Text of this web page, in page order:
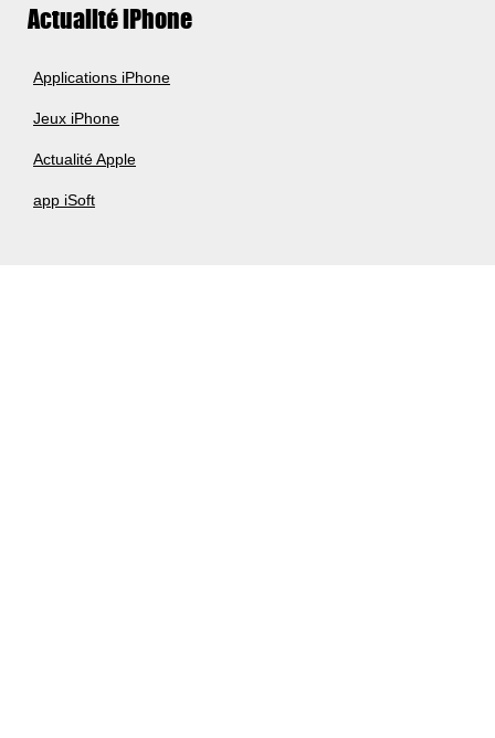
Actualité iPhone
Applications iPhone
Jeux iPhone
Actualité Apple
app iSoft